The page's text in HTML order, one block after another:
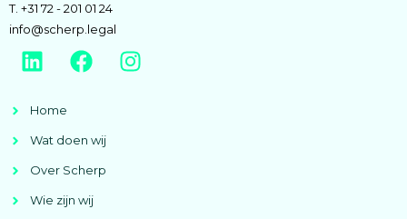
T. +31 72 - 201 01 24
info@scherp.legal
Home
Wat doen wij
Over Scherp
Wie zijn wij